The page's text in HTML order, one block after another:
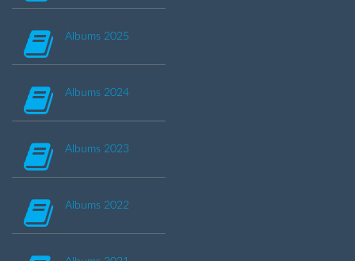
Albums 2025
Albums 2024
Albums 2023
Albums 2022